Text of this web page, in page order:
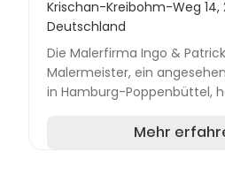
Krischan-Kreibohm-Weg 14,
Deutschland
Die Malerfirma Ingo &
Malermeister, ein
in Hamburg-Poppenbüttel,
festen Platz in der lokal...
Mehr